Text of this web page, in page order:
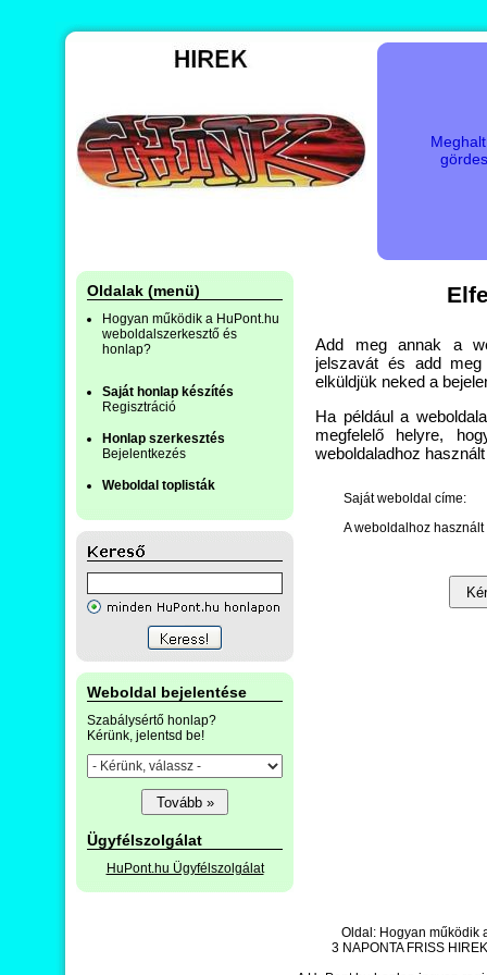
Oldalak (menü)
Hogyan működik a HuPont.hu
weboldalszerkesztő és
honlap?
Saját honlap készítés
Regisztráció
Honlap szerkesztés
Bejelentkezés
Weboldal toplisták
Weboldal bejelentése
Szabálysértő honlap?
Kérünk, jelentsd be!
Ügyfélszolgálat
HuPont.hu Ügyfélszolgálat
Add meg annak a
jelszavát és add
elküldjük neked a
Ha például a
megfelelő helyre,
weboldaladhoz
Saját weboldal címe:
A weboldalhoz
Oldal: Hogyan működik
3 NAPONTA FRISS